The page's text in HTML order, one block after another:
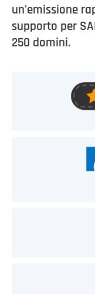
un'emissione
supporto per
250 domini.